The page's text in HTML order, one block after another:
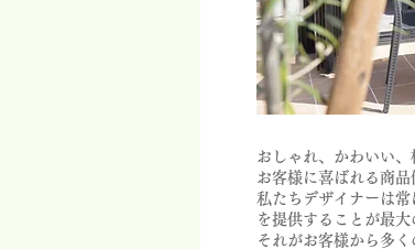
おしゃれ、かわいい、
お客様に喜ばれる商
私たちデザイナーは
を提供することが最大
それがお客様から多く